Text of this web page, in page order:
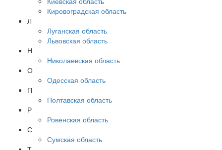
Кировоградская область
Л
Луганская область
Львовская область
Н
Николаевская область
О
Одесская область
П
Полтавская область
Р
Ровенская область
С
Сумская область